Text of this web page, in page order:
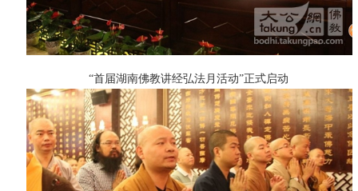
“首届湖南佛教讲经弘法月活动”正式启动